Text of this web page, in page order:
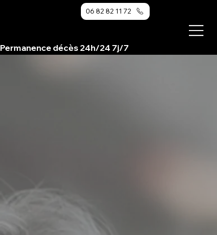
06 82 82 11 72
Permanence